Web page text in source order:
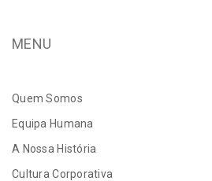
MENU
Quem Somos
Equipa Humana
A Nossa História
Cultura Corporativa